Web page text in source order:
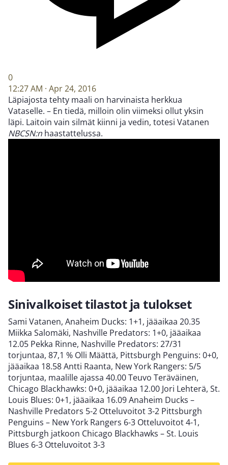
0
12:27 AM · Apr 24, 2016
Läpiajosta tehty maali on harvinaista herkkua
Vataselle. – En tiedä, milloin olin viimeksi ollut yksin
läpi. Laitoin vain silmät kiinni ja vedin, totesi Vatanen
NBCSN:n haastattelussa.
Sinivalkoiset tilastot ja tulokset
Sami Vatanen, Anaheim Ducks: 1+1, jääaikaa 20.35
Miikka Salomäki, Nashville Predators: 1+0, jääaikaa
12.05 Pekka Rinne, Nashville Predators: 27/31
torjuntaa, 87,1 % Olli Määttä, Pittsburgh Penguins: 0+0,
jääaikaa 18.58 Antti Raanta, New York Rangers: 5/5
torjuntaa, maalille ajassa 40.00 Teuvo Teräväinen,
Chicago Blackhawks: 0+0, jääaikaa 12.00 Jori Lehterä, St.
Louis Blues: 0+1, jääaikaa 16.09 Anaheim Ducks –
Nashville Predators 5-2 Otteluvoitot 3-2 Pittsburgh
Penguins – New York Rangers 6-3 Otteluvoitot 4-1,
Pittsburgh jatkoon Chicago Blackhawks – St. Louis
Blues 6-3 Otteluvoitot 3-3